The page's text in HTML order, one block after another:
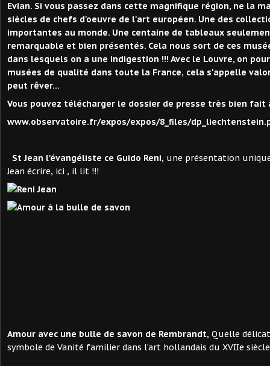
Evian. Si vous passez dans cette magnifique région, ne la
siècles de chefs d'oeuvre de l'art européen. Une des
importantes au monde. Une centaine de tableaux
remarquable et bien présentés. Cela nous sort de ces
dans lesquels on a une indigestion !!! Avec le Louvre, on
musées de qualité dans toute la France, cela s'appelle
peut rêver...
Vous pouvez télécharger le dossier de presse très bien fait
www.observatoire.fr/expos/expos/8_files/
St Jean l'évangéliste ce Guido Reni, une présentation
Jean écrire, ici , il lit !!!
Amour avec une bulle de savon de Rembrandt, Quelle
symbole de Vanité familier dans l’art hollandais du XVIIe siècle